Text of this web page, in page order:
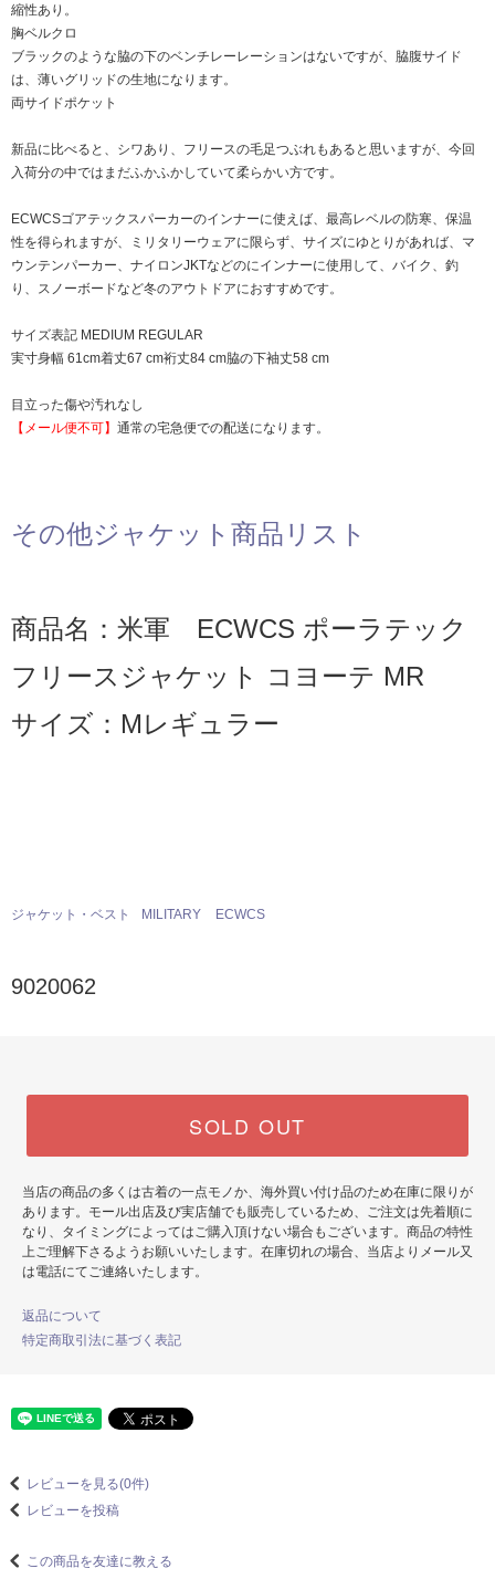
縮性あり。
胸ベルクロ
ブラックのような脇の下のベンチレーレーションはないですが、脇腹サイド
は、薄いグリッドの生地になります。
両サイドポケット
新品に比べると、シワあり、フリースの毛足つぶれもあると思いますが、今回
入荷分の中ではまだふかふかしていて柔らかい方です。
ECWCSゴアテックスパーカーのインナーに使えば、最高レベルの防寒、保温
性を得られますが、ミリタリーウェアに限らず、サイズにゆとりがあれば、マ
ウンテンパーカー、ナイロンJKTなどのにインナーに使用して、バイク、釣
り、スノーボードなど冬のアウトドアにおすすめです。
サイズ表記 MEDIUM REGULAR
実寸身幅 61cm着丈67 cm裄丈84 cm脇の下袖丈58 cm
目立った傷や汚れなし
【メール便不可】 通常の宅急便での配送になります。
その他ジャケット商品リスト
商品名：米軍 ECWCS ポーラテック
フリースジャケット コヨーテ MR
サイズ：Mレギュラー
ジャケット・ベスト MILITARY ECWCS
9020062
SOLD OUT
当店の商品の多くは古着の一点モノか、海外買い付け品のため在庫に限りが
あります。モール出店及び実店舗でも販売しているため、ご注文は先着順に
なり、タイミングによってはご購入頂けない場合もございます。商品の特性
上ご理解下さるようお願いいたします。在庫切れの場合、当店よりメール又
は電話にてご連絡いたします。
返品について
特定商取引法に基づく表記
レビューを見る(0件)
レビューを投稿
この商品を友達に教える